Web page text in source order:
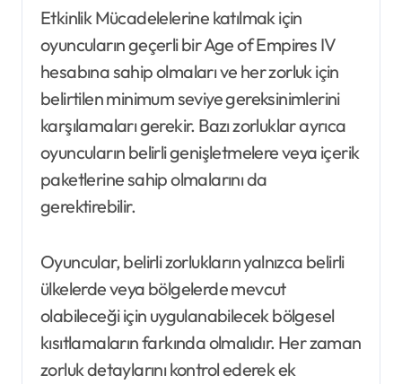
Etkinlik Mücadelelerine katılmak için
oyuncuların geçerli bir Age of Empires IV
hesabına sahip olmaları ve her zorluk için
belirtilen minimum seviye gereksinimlerini
karşılamaları gerekir. Bazı zorluklar ayrıca
oyuncuların belirli genişletmelere veya içerik
paketlerine sahip olmalarını da
gerektirebilir.
Oyuncular, belirli zorlukların yalnızca belirli
ülkelerde veya bölgelerde mevcut
olabileceği için uygulanabilecek bölgesel
kısıtlamaların farkında olmalıdır. Her zaman
zorluk detaylarını kontrol ederek ek